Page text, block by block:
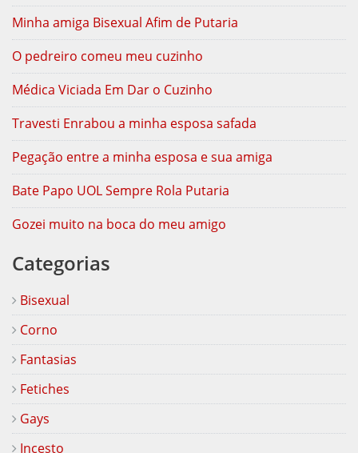
Minha amiga Bisexual Afim de Putaria
O pedreiro comeu meu cuzinho
Médica Viciada Em Dar o Cuzinho
Travesti Enrabou a minha esposa safada
Pegação entre a minha esposa e sua amiga
Bate Papo UOL Sempre Rola Putaria
Gozei muito na boca do meu amigo
Categorias
Bisexual
Corno
Fantasias
Fetiches
Gays
Incesto